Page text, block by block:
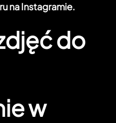
na Instagramie.
do
w